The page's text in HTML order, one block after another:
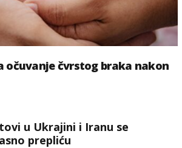
očuvanje čvrstog braka nakon
u Ukrajini i Iranu se
prepliću